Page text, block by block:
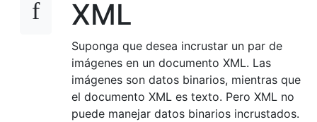
XML
Suponga que desea incrustar un par de
imágenes en un documento XML. Las
imágenes son datos binarios, mientras que
el documento XML es texto. Pero XML no
puede manejar datos binarios incrustados.